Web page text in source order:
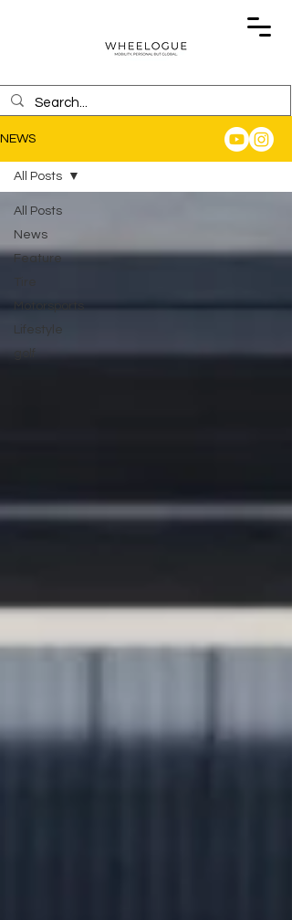
NEWS
All Posts
News
Feature
Lifestyle
golf
All Posts